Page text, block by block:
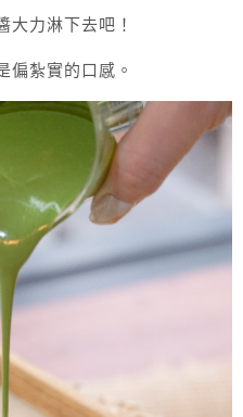
大力淋下去吧！
偏紮實的口感。